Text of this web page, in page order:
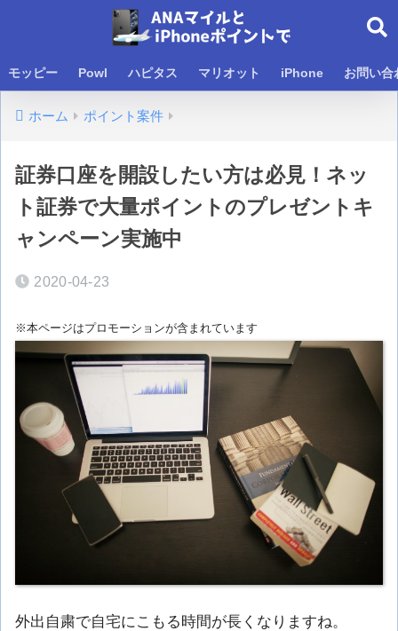
モッピー Powl ハピタス マリオット iPhone お問い合
ホーム ポイント案件
証券口座を開設したい方は必見！ネッ
ト証券で大量ポイントのプレゼントキ
ャンペーン実施中
2020-04-23
※本ページはプロモーションが含まれています
外出自粛で自宅にこもる時間が長くなりますね。